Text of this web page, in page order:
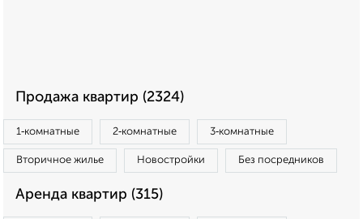
Продажа квартир (2324)
1‑комнатные 2‑комнатные 3‑комнатные
Вторичное жилье Новостройки Без посредников
Аренда квартир (315)